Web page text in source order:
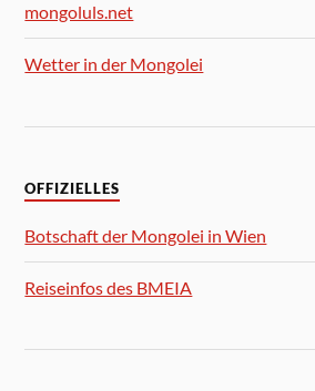
mongoluls.net
Wetter in der Mongolei
OFFIZIELLES
Botschaft der Mongolei in Wien
Reiseinfos des BMEIA